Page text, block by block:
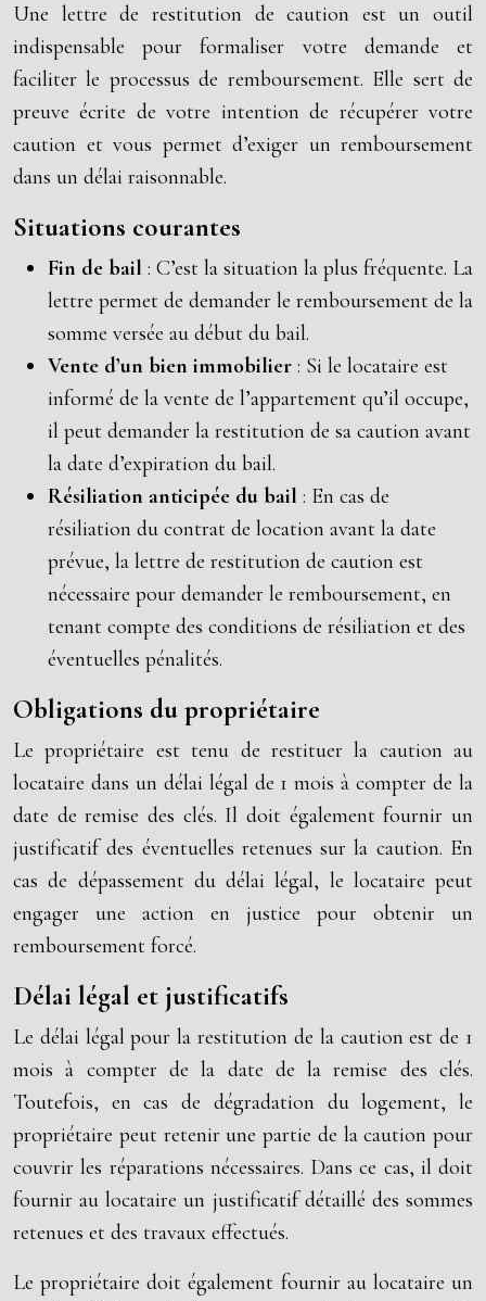
Une lettre de restitution de caution est un outil
indispensable pour formaliser votre demande et
faciliter le processus de remboursement. Elle sert de
preuve écrite de votre intention de récupérer votre
caution et vous permet d’exiger un remboursement
dans un délai raisonnable.
Situations courantes
Fin de bail : C’est la situation la plus fréquente. La
lettre permet de demander le remboursement de la
somme versée au début du bail.
Vente d’un bien immobilier : Si le locataire est
informé de la vente de l’appartement qu’il occupe,
il peut demander la restitution de sa caution avant
la date d’expiration du bail.
Résiliation anticipée du bail : En cas de
résiliation du contrat de location avant la date
prévue, la lettre de restitution de caution est
nécessaire pour demander le remboursement, en
tenant compte des conditions de résiliation et des
éventuelles pénalités.
Obligations du propriétaire
Le propriétaire est tenu de restituer la caution au
locataire dans un délai légal de 1 mois à compter de la
date de remise des clés. Il doit également fournir un
justificatif des éventuelles retenues sur la caution. En
cas de dépassement du délai légal, le locataire peut
engager une action en justice pour obtenir un
remboursement forcé.
Délai légal et justificatifs
Le délai légal pour la restitution de la caution est de 1
mois à compter de la date de la remise des clés.
Toutefois, en cas de dégradation du logement, le
propriétaire peut retenir une partie de la caution pour
couvrir les réparations nécessaires. Dans ce cas, il doit
fournir au locataire un justificatif détaillé des sommes
retenues et des travaux effectués.
Le propriétaire doit également fournir au locataire un